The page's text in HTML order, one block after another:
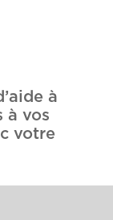
à
à vos
votre